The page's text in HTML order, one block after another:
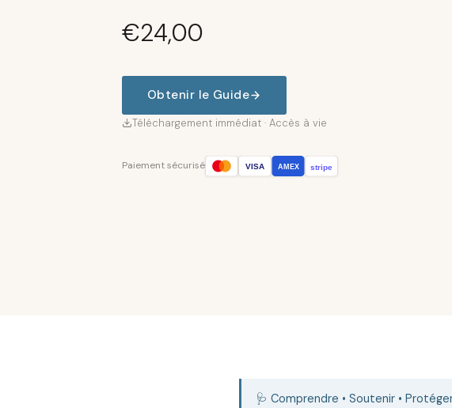
€24,00
Obtenir le Guide
Téléchargement immédiat · Accès à vie
Paiement sécurisé VISA AMEX stripe
🩺 Comprendre • Soutenir •